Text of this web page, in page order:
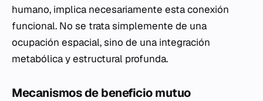
humano, implica necesariamente esta conexión
funcional. No se trata simplemente de una
ocupación espacial, sino de una integración
metabólica y estructural profunda.
Mecanismos de beneficio mutuo